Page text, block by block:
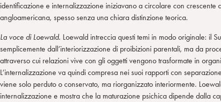
identificazione e internalizzazione iniziavano a circolare con crescente
angloamericana, spesso senza una chiara distinzione teorica.
La voce di Loewald. Loewald intreccia questi temi in modo originale: il
semplicemente dall’interiorizzazione di proibizioni parentali, ma da
attraverso cui relazioni vive con gli oggetti vengono trasformate in
L’internalizzazione va quindi compresa nei suoi rapporti con
viene solo perduto o conservato, ma riorganizzato interiormente.
internalizzazione e mostra che la maturazione psichica dipende dalla